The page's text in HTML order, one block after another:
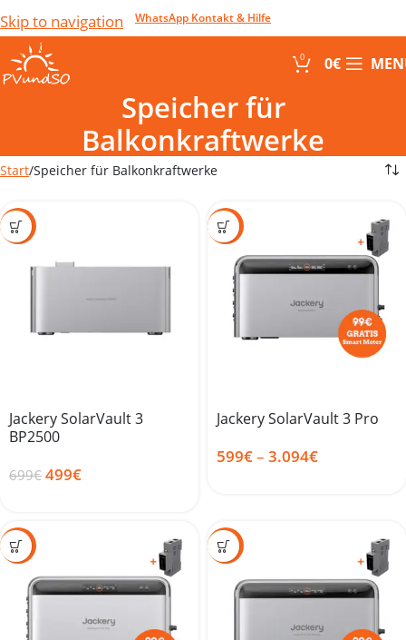
Skip to navigation
Skip to main content
WhatsApp Kontakt & Hilfe
0 0€
Speicher für
Balkonkraftwerke
Start Speicher für Balkonkraftwerke
-29%
Jackery SolarVault 3
BP2500
699€ 499€
-40%
Jackery SolarVault 3 Pro
599€– 3.094€
-28% -41%